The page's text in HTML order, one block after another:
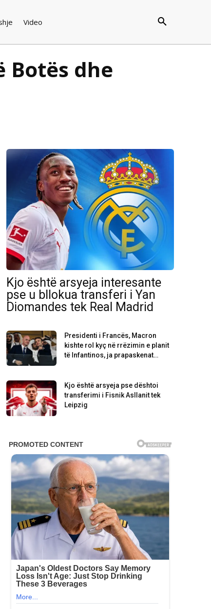
Video
Botës dhe
Kjo është arsyeja interesante
pse u bllokua transferi i Yan
Diomandes tek Real Madrid
Presidenti i Francës, Macron
kishte rol kyç në rrëzimin e planit
të Infantinos, ja prapaskenat…
Kjo është arsyeja pse dështoi
transferimi i Fisnik Asllanit tek
Leipzig